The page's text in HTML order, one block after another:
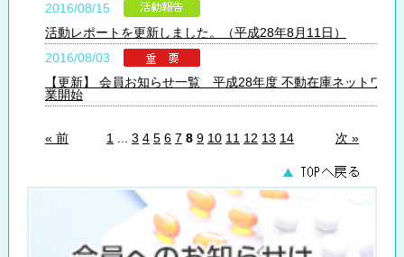
2016/08/15
活動レポートを更新しました。（平成28年8月11日）
2016/08/03
【更新】 会員お知らせ一覧 平成28年度 不動在庫ネットワー
業開始
« 前 1 3 4 5 6 7 8 9 10 11 12 13 14 次 »